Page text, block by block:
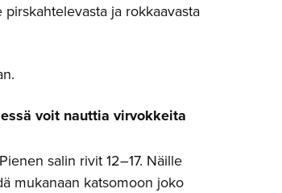
ja rokkaavasta
voit nauttia virvokkeita
salin rivit 12–17. Näille
mukanaan katsomoon joko